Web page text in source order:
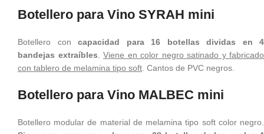
Botellero para Vino SYRAH mini
Botellero con capacidad para 16 botellas dividas en 4
bandejas extraíbles
Viene en color negro satinado y fabricado
con tablero de melamina tipo soft . Cantos de PVC negros.
Botellero para Vino MALBEC mini
Botellero modular de material de melamina tipo soft color negro.